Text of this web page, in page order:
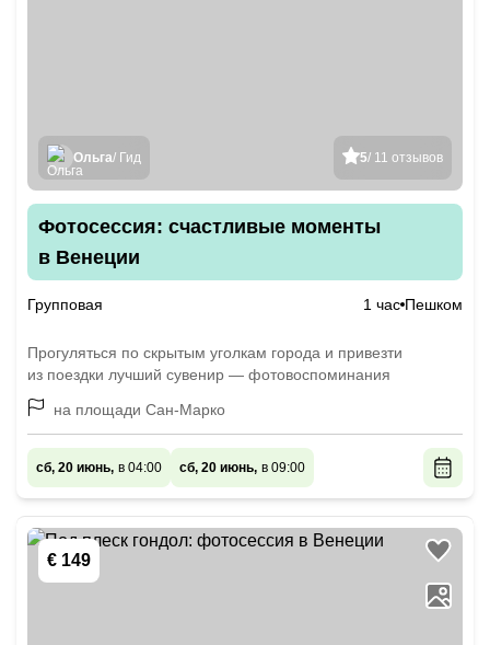
5/ 11 отзывов
Ольга/ Гид
Фотосессия: счастливые моменты
в Венеции
Групповая 1 час Пешком
Прогуляться по скрытым уголкам города и привезти
из поездки лучший сувенир — фотовоспоминания
на площади Сан-Марко
сб, 20 июнь, в 04:00 сб, 20 июнь, в 09:00
€ 149